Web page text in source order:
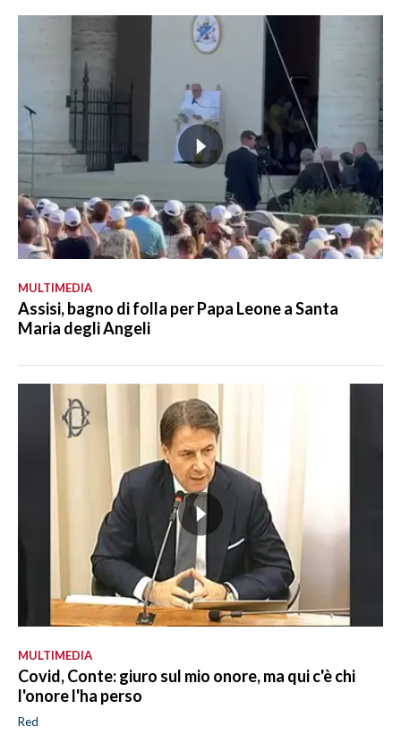
MULTIMEDIA
Assisi, bagno di folla per Papa Leone a Santa
Maria degli Angeli
MULTIMEDIA
Covid, Conte: giuro sul mio onore, ma qui c'è chi
l'onore l'ha perso
Red